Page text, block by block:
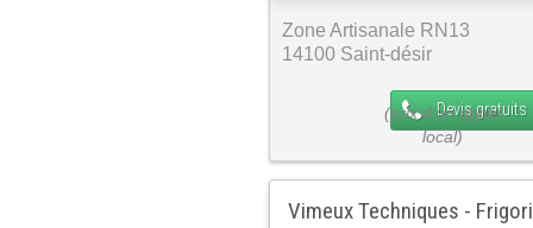
Zone Artisanale RN13
14100 Saint-désir
Devis gratuits
Vimeux Techniques -